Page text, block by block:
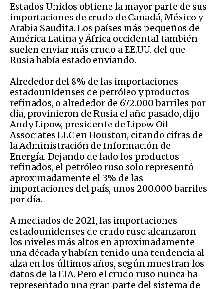
Estados Unidos obtiene la mayor parte de sus
importaciones de crudo de Canadá, México y
Arabia Saudita. Los países más pequeños de
América Latina y África occidental también
suelen enviar más crudo a EE.UU. del que
Rusia había estado enviando.
Alrededor del 8% de las importaciones
estadounidenses de petróleo y productos
refinados, o alrededor de 672.000 barriles por
día, provinieron de Rusia el año pasado, dijo
Andy Lipow, presidente de Lipow Oil
Associates LLC en Houston, citando cifras de
la Administración de Información de
Energía. Dejando de lado los productos
refinados, el petróleo ruso solo representó
aproximadamente el 3% de las
importaciones del país, unos 200.000 barriles
por día.
A mediados de 2021, las importaciones
estadounidenses de crudo ruso alcanzaron
los niveles más altos en aproximadamente
una década y habían tenido una tendencia al
alza en los últimos años, según muestran los
datos de la EIA. Pero el crudo ruso nunca ha
representado una gran parte del sistema de